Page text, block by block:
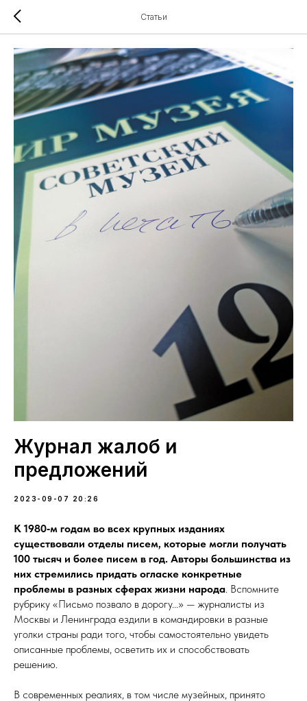
Статьи
Журнал жалоб и
предложений
2023-09-07 20:26
К 1980‑м годам во всех крупных изданиях
существовали отделы писем, которые могли получать
100 тысяч и более писем в год. Авторы большинства из
них стремились придать огласке конкретные
проблемы в разных сферах жизни народа. Вспомните
рубрику «Письмо позвало в дорогу...» — журналисты из
Москвы и Ленинграда ездили в командировки в разные
уголки страны ради того, чтобы самостоятельно увидеть
описанные проблемы, осветить их и способствовать
решению.
В современных реалиях, в том числе музейных, принято